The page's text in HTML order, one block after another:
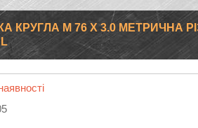
КРУГЛА M 76 X 3.0 МЕТРИЧНА